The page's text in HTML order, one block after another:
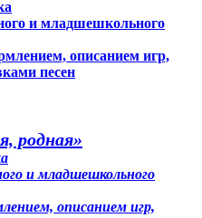
и младшешкольного
описанием игр,
песен
родная»
и младшешкольного
описанием игр,